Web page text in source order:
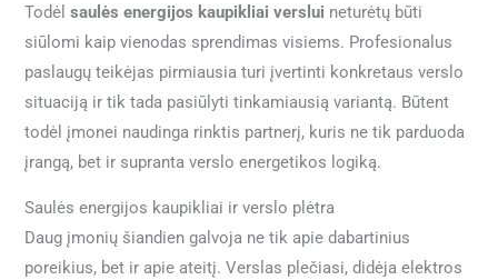
Todėlsaulės energijos kaupikliai verslui neturėtų būti
siūlomi kaip vienodas sprendimas visiems. Profesionalus
paslaugų teikėjas pirmiausia turi įvertinti konkretaus verslo
situaciją ir tik tada pasiūlyti tinkamiausią variantą. Būtent
todėl įmonei naudinga rinktis partnerį, kuris ne tik parduoda
įrangą, bet ir supranta verslo energetikos logiką.
Saulės energijos kaupikliai ir verslo plėtra
Daug įmonių šiandien galvoja ne tik apie dabartinius
poreikius, bet ir apie ateitį. Verslas plečiasi, didėja elektros